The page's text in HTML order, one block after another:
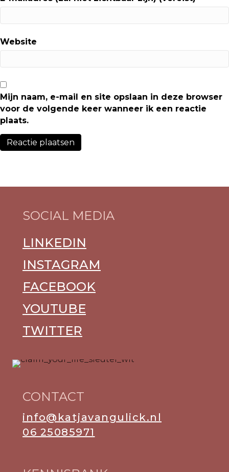
Website
Mijn naam, e-mail en site opslaan in deze browser
voor de volgende keer wanneer ik een reactie
plaats.
SOCIAL MEDIA
LINKEDIN
INSTAGRAM
FACEBOOK
YOUTUBE
TWITTER
CONTACT
info@katjavangulick.nl
06 25085971